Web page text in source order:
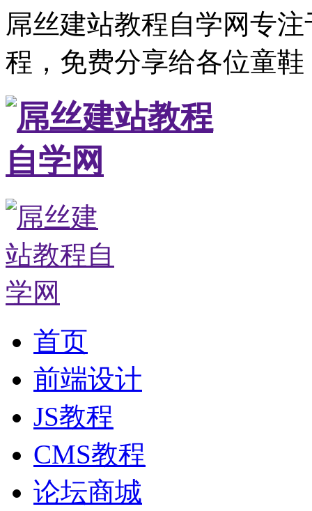
屌丝建站教程自学网专
程，免费分享给各位童
首页
前端设计
JS教程
CMS教程
论坛商城